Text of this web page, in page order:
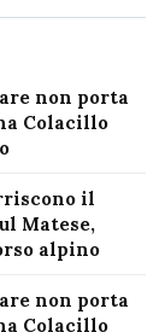
non porta
Colacillo
il
Matese,
alpino
non porta
Colacillo